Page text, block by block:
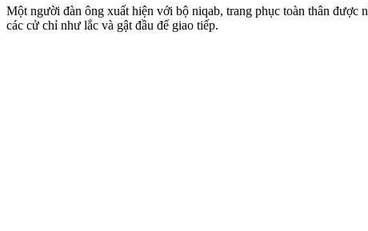
Một người đàn ông xuất hiện với bộ niqab, trang phục toàn thân
các cử chỉ như lắc và gật đầu để giao tiếp.